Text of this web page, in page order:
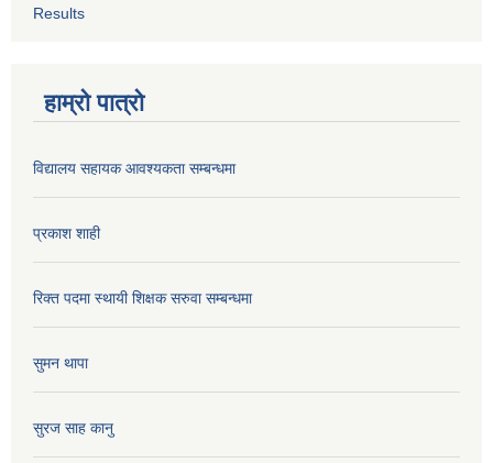
Results
हाम्रो पात्रो
विद्यालय सहायक आवश्यकता सम्बन्धमा
प्रकाश शाही
रिक्त पदमा स्थायी शिक्षक सरुवा सम्बन्धमा
सुमन थापा
सुरज साह कानु